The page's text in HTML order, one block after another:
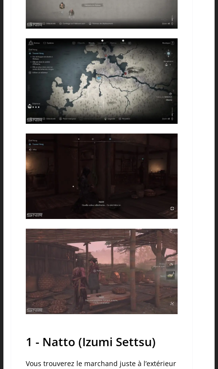
1 - Natto (Izumi Settsu)
Vous trouverez le marchand juste à l’extérieur